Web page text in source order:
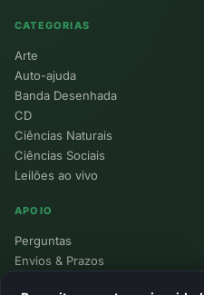
CATEGORIAS
Arte
Auto-ajuda
Banda Desenhada
CD
Ciências Naturais
Ciências Sociais
Leilões ao vivo
APOIO
Perguntas
Envios & Prazos